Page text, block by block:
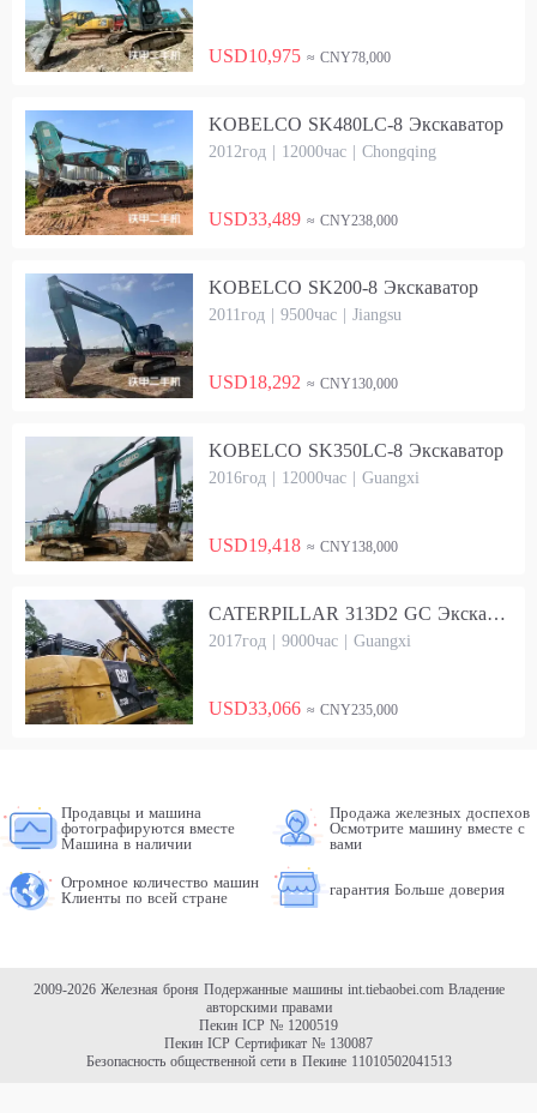
USD10,975 ≈ CNY78,000
KOBELCO SK480LC-8 Экскаватор
2012год | 12000час | Chongqing
USD33,489 ≈ CNY238,000
KOBELCO SK200-8 Экскаватор
2011год | 9500час | Jiangsu
USD18,292 ≈ CNY130,000
KOBELCO SK350LC-8 Экскаватор
2016год | 12000час | Guangxi
USD19,418 ≈ CNY138,000
CATERPILLAR 313D2 GC Экскаватор
2017год | 9000час | Guangxi
USD33,066 ≈ CNY235,000
Продавцы и машина
фотографируются вместе
Машина в наличии
Продажа железных доспехов
Осмотрите машину вместе с
вами
Огромное количество машин
Клиенты по всей стране
гарантия Больше доверия
2009-2026 Железная броня Подержанные машины int.tiebaobei.comВладение
авторскими правами
Пекин ICP № 1200519
Пекин ICP Сертификат № 130087
Безопасность общественной сети в Пекине 11010502041513